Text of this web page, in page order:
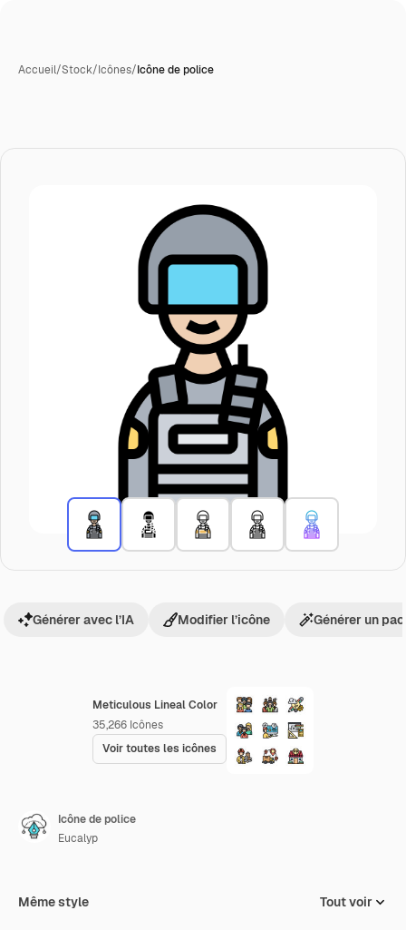
Accueil/Stock/Icônes/Icône de police
Meticulous Lineal Color
35,266 Icônes
Voir toutes les icônes
Générer avec l’IA Modifier l’icône Générer un
Icône de police
Eucalyp
Même style Tout voir